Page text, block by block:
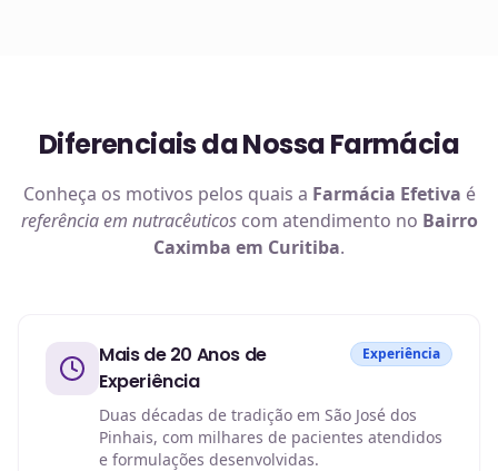
Diferenciais da Nossa Farmácia
Conheça os motivos pelos quais a Farmácia Efetiva é
referência em nutracêuticoscom atendimento no Bairro
Caximba em Curitiba.
Mais de 20 Anos de
Experiência
Experiência
Duas décadas de tradição em São José dos
Pinhais, com milhares de pacientes atendidos
e formulações desenvolvidas.